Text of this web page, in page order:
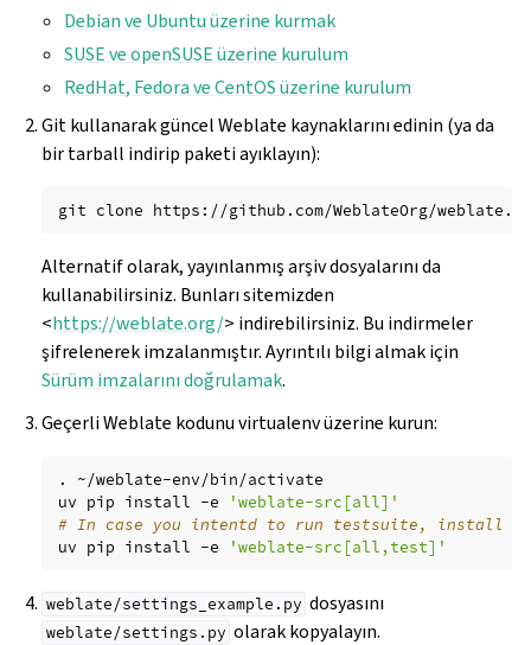
Debian ve Ubuntu üzerine kurmak
SUSE ve openSUSE üzerine kurulum
RedHat, Fedora ve CentOS üzerine kurulum
Git kullanarak güncel Weblate kaynaklarını edinin (ya da
bir tarball indirip paketi ayıklayın):
git clone https://github.com/WeblateOrg/
Alternatif olarak, yayınlanmış arşiv dosyalarını da
kullanabilirsiniz. Bunları sitemizden
<https://weblate.org/> indirebilirsiniz. Bu indirmeler
şifrelenerek imzalanmıştır. Ayrıntılı bilgi almak için
Sürüm imzalarını doğrulamak.
Geçerli Weblate kodunu virtualenv üzerine kurun:
.
~/weblate-env/bin/activate
uv pip install -e
'weblate-src[all]'
# In case you intentd to run testsuite, install
uv pip install -e 'weblate-src[all,test]'
weblate/settings_example.py dosyasını
weblate/settings.py olarak kopyalayın.